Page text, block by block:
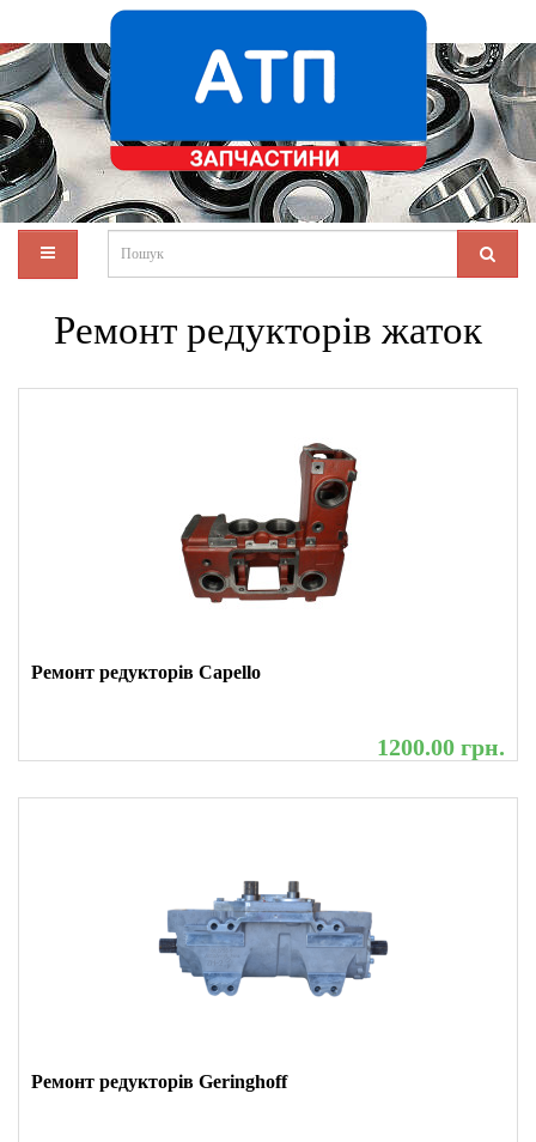
Ремонт редукторів жаток
Ремонт редукторів Capello
1200.00 грн.
Ремонт редукторів Geringhoff